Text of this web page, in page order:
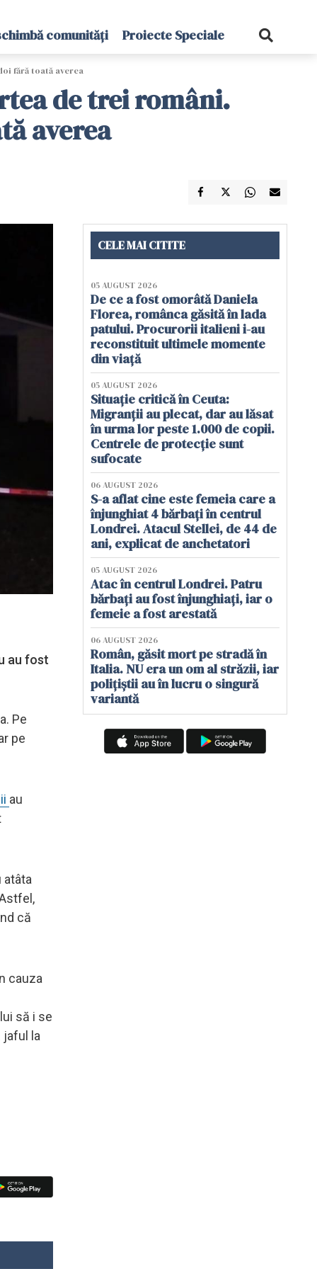
comunități Proiecte Speciale
fără toată averea
de trei români.
averea
au fost
Pe
pe
au
atâta
că
cauza
să i se
jaful la
CELE MAI CITITE
05 AUGUST 2026
De ce a fost omorâtă Daniela
Florea, românca găsită în lada
patului. Procurorii italieni i-au
reconstituit ultimele momente
din viață
05 AUGUST 2026
Situație critică în Ceuta:
Migranții au plecat, dar au lăsat
în urma lor peste 1.000 de copii.
Centrele de protecție sunt
sufocate
06 AUGUST 2026
S-a aflat cine este femeia care a
înjunghiat 4 bărbați în centrul
Londrei. Atacul Stellei, de 44 de
ani, explicat de anchetatori
05 AUGUST 2026
Atac în centrul Londrei. Patru
bărbați au fost înjunghiați, iar o
femeie a fost arestată
06 AUGUST 2026
Român, găsit mort pe stradă în
Italia. NU era un om al străzii, iar
polițiștii au în lucru o singură
variantă